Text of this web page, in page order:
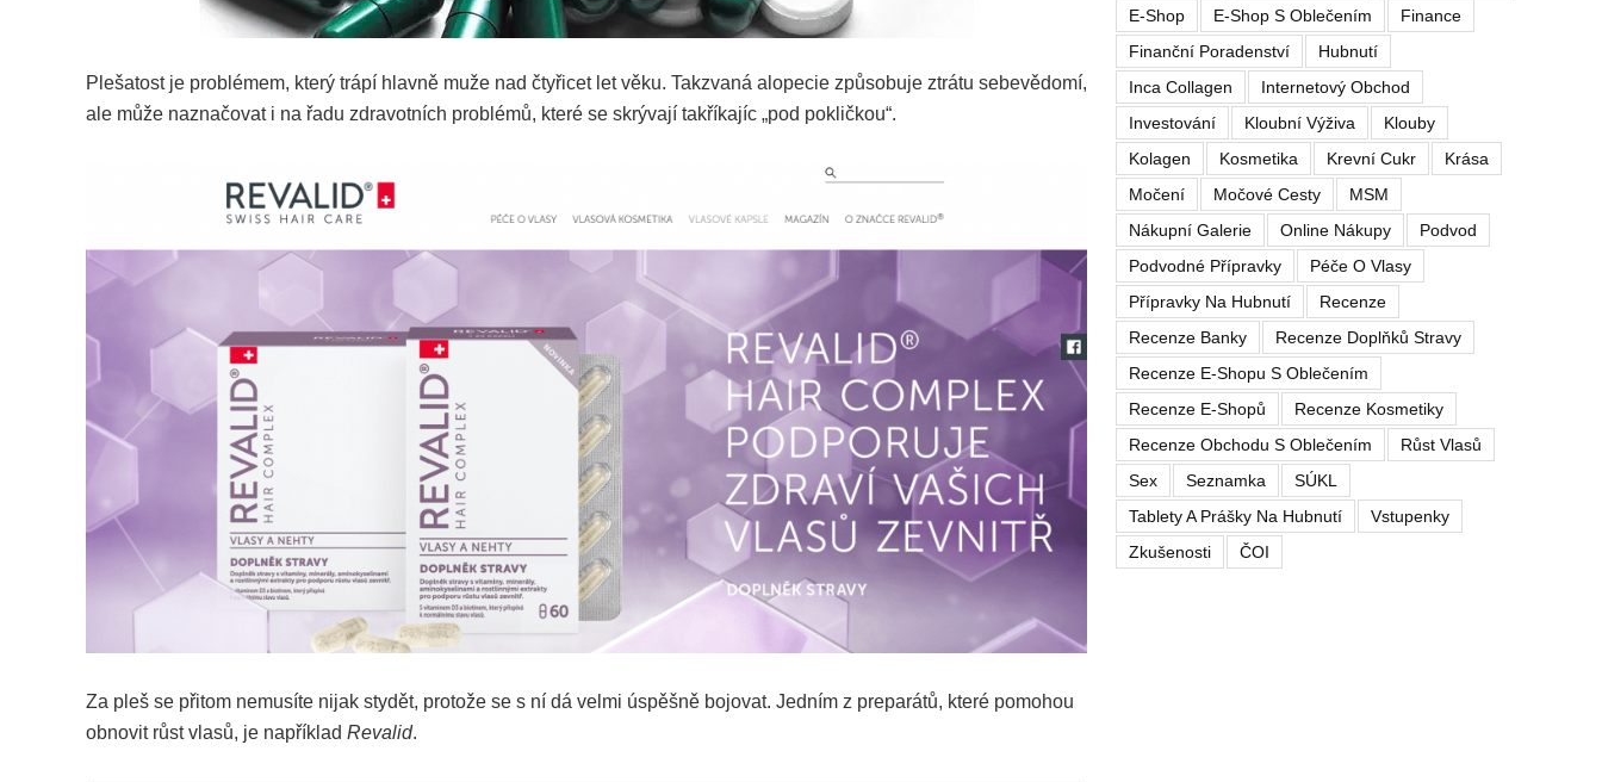
Plešatost je problémem, který trápí hlavně muže nad čtyřicet let věku. Takzvaná alopecie způsobuje ztrátu sebevědomí,
ale může naznačovat i na řadu zdravotních problémů, které se skrývají takříkajíc „pod pokličkou“.
Za pleš se přitom nemusíte nijak stydět, protože se s ní dá velmi úspěšně bojovat. Jedním z preparátů, které pomohou
obnovit růst vlasů, je například Revalid.
E-Shop
E-Shop S Oblečením
Finance
Finanční Poradenství
Hubnutí
Inca Collagen
Internetový Obchod
Investování
Kloubní Výživa
Klouby
Kolagen
Kosmetika Krevní Cukr
Krása
Močení
Močové Cesty
MSM
Nákupní Galerie
Online Nákupy
Podvod
Podvodné Přípravky
Péče O Vlasy
Přípravky Na Hubnutí
Recenze
Recenze Banky
Recenze Doplňků Stravy
Recenze E-Shopu S Oblečením
Recenze E-Shopů
Recenze Kosmetiky
Recenze Obchodu S Oblečením
Růst Vlasů
Sex
Seznamka
SÚKL
Tablety A Prášky Na Hubnutí
Vstupenky
Zkušenosti
ČOI